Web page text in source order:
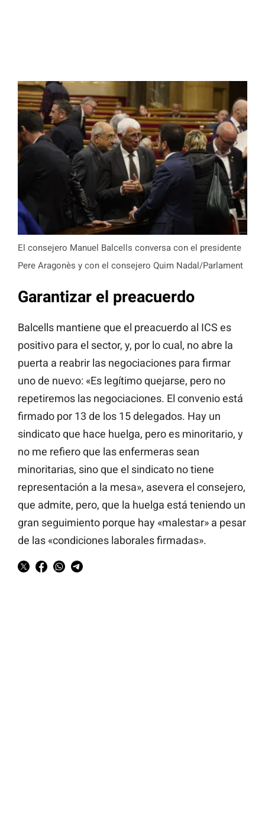
El consejero Manuel Balcells conversa con el presidente
Pere Aragonès y con el consejero Quim Nadal/Parlament
Garantizar el preacuerdo
Balcells mantiene que el preacuerdo al ICS es
positivo para el sector, y, por lo cual, no abre la
puerta a reabrir las negociaciones para firmar
uno de nuevo: «Es legítimo quejarse, pero no
repetiremos las negociaciones. El convenio está
firmado por 13 de los 15 delegados. Hay un
sindicato que hace huelga, pero es minoritario, y
no me refiero que las enfermeras sean
minoritarias, sino que el sindicato no tiene
representación a la mesa», asevera el consejero,
que admite, pero, que la huelga está teniendo un
gran seguimiento porque hay «malestar» a pesar
de las «condiciones laborales firmadas».